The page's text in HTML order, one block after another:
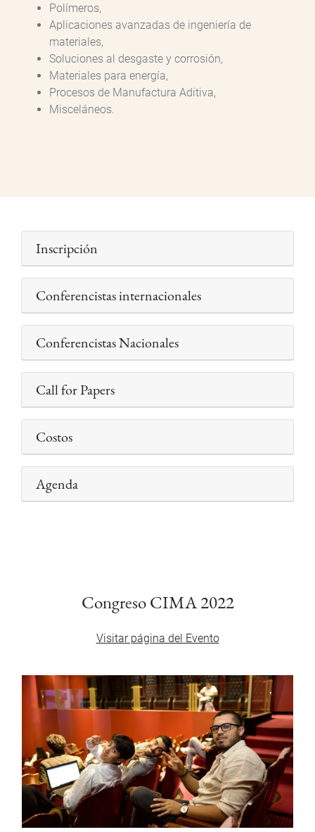
Polímeros,
Aplicaciones avanzadas de ingeniería de
materiales,
Soluciones al desgaste y corrosión,
Materiales para energía,
Procesos de Manufactura Aditiva,
Misceláneos.
Inscripción
Conferencistas internacionales
Conferencistas Nacionales
Call for Papers
Costos
Agenda
Congreso CIMA 2022
Visitar página del Evento